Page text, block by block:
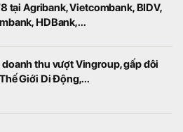
tại Agribank, Vietcombank, BIDV,
HDBank,...
thu vượt Vingroup, gấp đôi
Giới Di Động,...